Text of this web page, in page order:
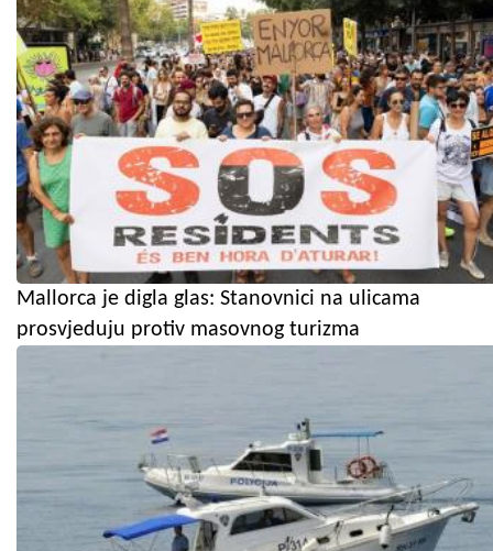
Mallorca je digla glas: Stanovnici na ulicama
prosvjeduju protiv masovnog turizma